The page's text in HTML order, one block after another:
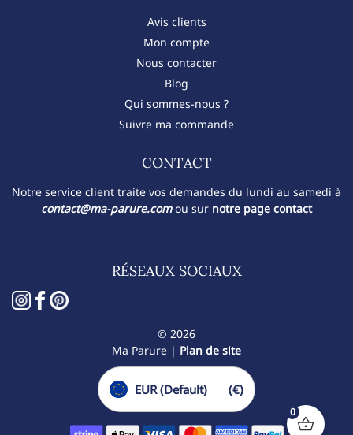
Avis clients
Mon compte
Nous contacter
Blog
Qui sommes-nous ?
Suivre ma commande
CONTACT​
Notre service client traite vos demandes du lundi au samedi à
contact@ma-parure.comou sur notre page contact
RÉSEAUX SOCIAUX
© 2026
Ma Parure | Plan de site
(€)
EUR (Default)
0